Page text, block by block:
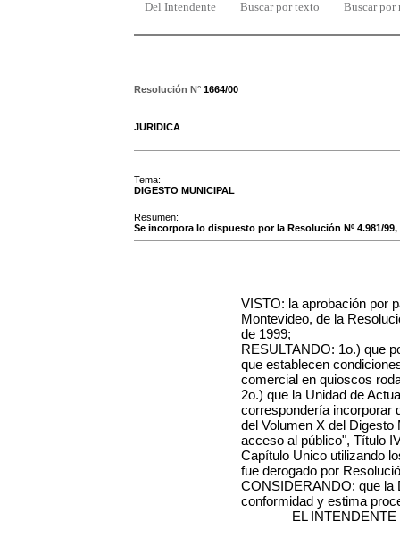
Del Intendente Buscar por texto Buscar por
Resolución N° 1664/00
JURIDICA
Tema:
DIGESTO MUNICIPAL
Resumen:
Se incorpora lo dispuesto por la Resolución Nº 4.981/
VISTO: la aprobación por
Montevideo, de la
de 1999;
RESULTANDO: 1o.) que
que establecen
comercial en quioscos
2o.) que la Unidad de
correspondería incorporar
del Volumen X del
acceso al público", Título
Capítulo Unico utilizando
fue derogado por
CONSIDERANDO: que la
conformidad y estima
EL